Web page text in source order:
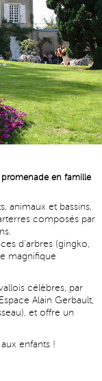
en famille
animaux et bassins,
composés par
d'arbres (gingko,
magnifique
célèbres, par
Alain Gerbault,
et offre un
enfants !